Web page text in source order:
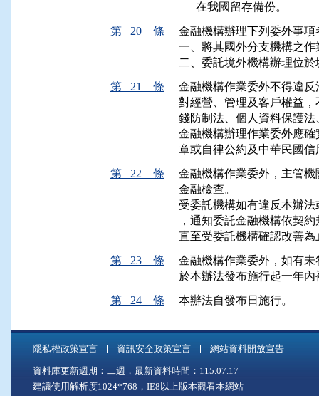
      在我國留存備份。
第 20 條
金融機構辦理下列委外事
一、將其國外分支機構之
二、委託境外機構辦理位
第 21 條
金融機構作業委外不得違
對經營、管理及客戶權益
錢防制法、個人資料保護
金融機構辦理作業委外應
章或自律公約及中華民國
第 22 條
金融機構作業委外，主管
金融檢查。
受委託機構如有違反本辦
，通知委託金融機構依契
直至受委託機構確認改善為
第 23 條
金融機構作業委外，如有
於本辦法發布施行起一年內
第 24 條
本辦法自發布日施行。
隱私權政策宣言 資訊安全政策宣言 網站資料開放宣告
資料庫更新週期：二週，最新資料時間：115.07.17
建議使用解析度1024*768，IE8以上版本觀看本網站